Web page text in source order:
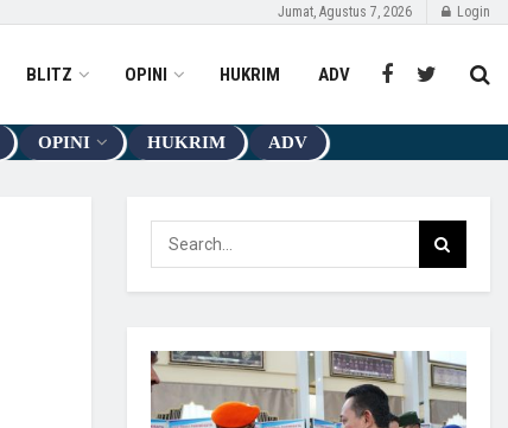
Jumat, Agustus 7, 2026 Login
BLITZ OPINI HUKRIM ADV
OPINI HUKRIM ADV